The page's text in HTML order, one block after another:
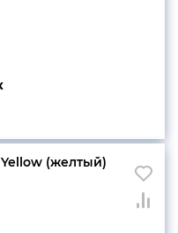
Yellow (желтый)